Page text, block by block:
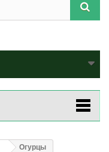
Огурцы